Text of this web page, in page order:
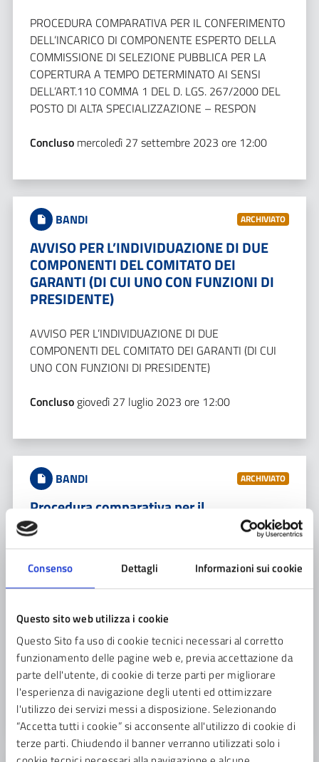
Consenso Dettagli Informazioni sui cookie
Questo sito web utilizza i cookie
Questo Sito fa uso di cookie tecnici necessari al corretto
funzionamento delle pagine web e, previa accettazione da
parte dell'utente, di cookie di terze parti per migliorare
l'esperienza di navigazione degli utenti ed ottimizzare
l'utilizzo dei servizi messi a disposizione. Selezionando
“Accetta tutti i cookie” si acconsente all'utilizzo di cookie di
terze parti. Chiudendo il banner verranno utilizzati solo i
PROCEDURA COMPARATIVA PER IL CONFERIMENTO
DELL’INCARICO DI COMPONENTE ESPERTO DELLA
COMMISSIONE DI SELEZIONE PUBBLICA PER LA
COPERTURA A TEMPO DETERMINATO AI SENSI
DELL’ART.110 COMMA 1 DEL D. LGS. 267/2000 DEL
POSTO DI ALTA SPECIALIZZAZIONE – RESPON
Concluso mercoledì 27 settembre 2023 ore 12:00
BANDI ARCHIVIATO
AVVISO PER L’INDIVIDUAZIONE DI DUE
COMPONENTI DEL COMITATO DEI
GARANTI (DI CUI UNO CON FUNZIONI DI
PRESIDENTE)
AVVISO PER L’INDIVIDUAZIONE DI DUE
COMPONENTI DEL COMITATO DEI GARANTI (DI CUI
UNO CON FUNZIONI DI PRESIDENTE)
Concluso giovedì 27 luglio 2023 ore 12:00
BANDI ARCHIVIATO
Procedura comparativa per il
conferimento dell’incarico di componente
esperto della commissione di selezione per
Polizia Locale – Qualifica dirigenziale
di componente esperto della commissione di selezione
per il reclutamento del Comandante della Polizia
Locale – Qualifica dirigenziale
Conclusovenerdì 30 dicembre 2022 ore 12:00